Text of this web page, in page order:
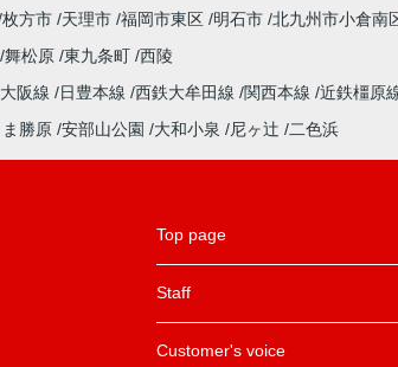
枚方市 天理市 福岡市東区 明石市 北九州市小倉南
舞松原 東九条町 西陵
阪線 日豊本線 西鉄大牟田線 関西本線 近鉄橿原
勝原 安部山公園 大和小泉 尼ヶ辻 二色浜
Top page
Staff
Customer's voice